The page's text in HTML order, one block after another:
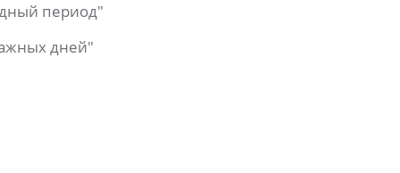
период"
дней"